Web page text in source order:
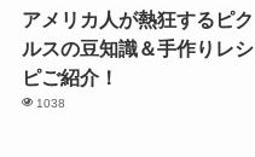
アメリカ人が熱狂するピク
ルスの豆知識＆手作りレシ
ピご紹介！
1038